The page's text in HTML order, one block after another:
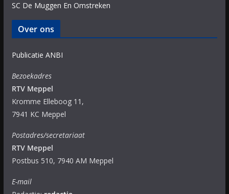
SC De Muggen En Omstreken
Over ons
Publicatie ANBI
Bezoekadres
RTV Meppel
Kromme Elleboog 11,
7941 KC Meppel
Postadres/secretariaat
RTV Meppel
Postbus 510, 7940 AM Meppel
E-mail